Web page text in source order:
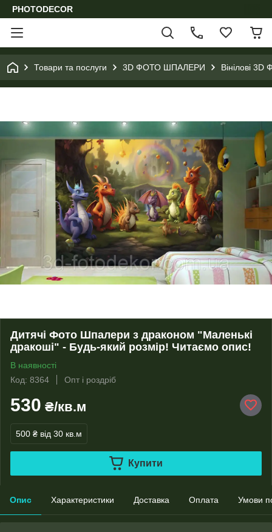
PHOTODECOR
Товари та послуги 3D ФОТО ШПАЛЕРИ Вінілові
Дитячі Фото Шпалери з драконом "Маленькі
дракоші" - Будь-який розмір! Читаємо опис!
В наявності
Код: 8364
Опт і роздріб
530 ₴/кв.м
500 ₴ від 30 кв.м
Купити
Опис Характеристики Доставка Оплата Умови